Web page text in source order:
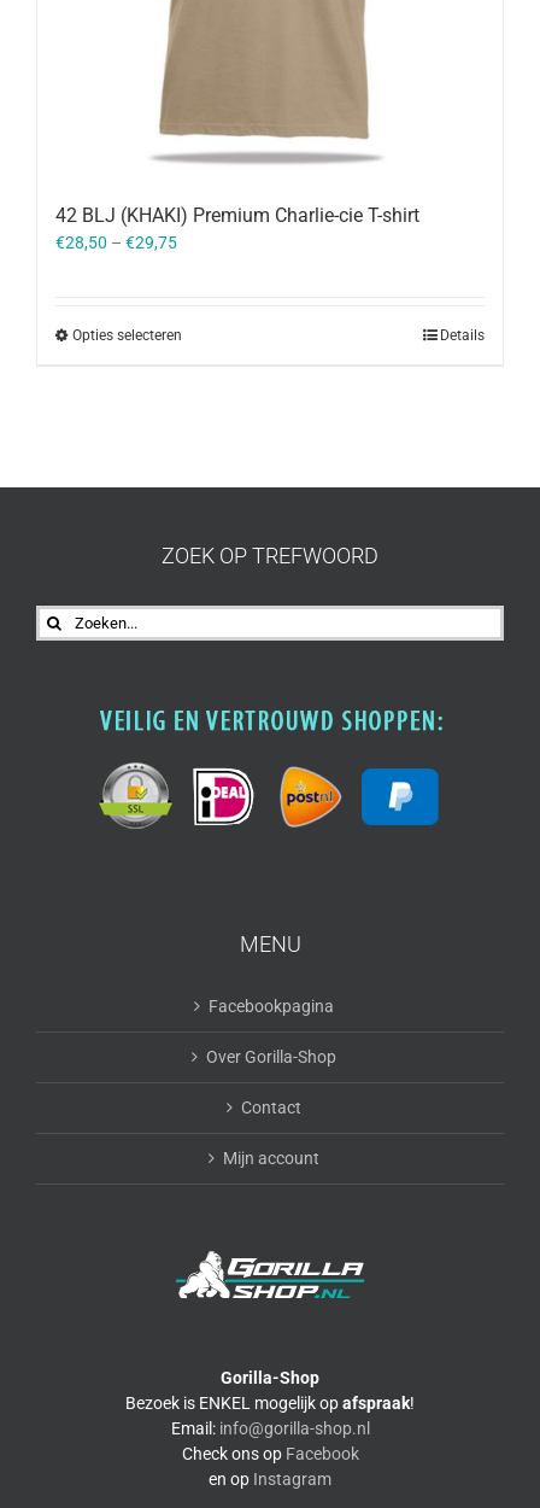
42 BLJ (KHAKI) Premium Charlie-cie T-shirt
€28,50 – €29,75
Opties selecteren Details
ZOEK OP TREFWOORD
Zoeken
naar:
MENU
Facebookpagina
Over Gorilla-Shop
Contact
Mijn account
Gorilla-Shop
Bezoek is ENKEL mogelijk opafspraak!
Email: info@gorilla-shop.nl
Check ons op Facebook
en op Instagram